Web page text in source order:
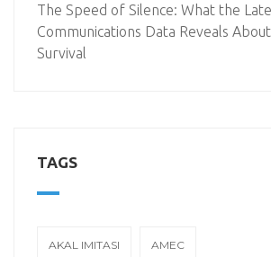
The Speed of Silence: What the
Communications Data Reveals
Survival
TAGS
AKAL IMITASI AMEC